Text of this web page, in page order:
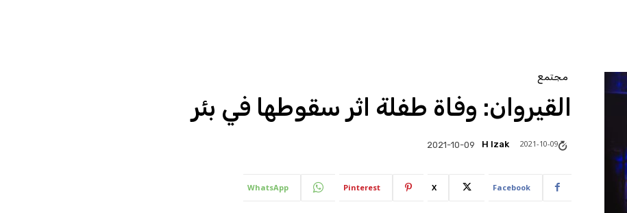
مجتمع
القيروان: وفاة طفلة اثر سقوطها في بئر
H Izak
2021-10-09 2021-10-09
Facebook
X
Pinterest
WhatsApp